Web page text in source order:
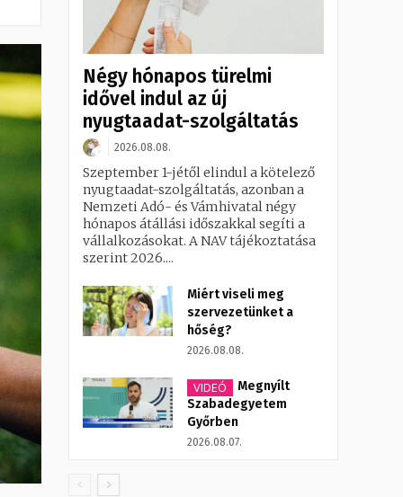
Négy hónapos türelmi
idővel indul az új
nyugtaadat-szolgáltatás
2026.08.08.
Szeptember 1-jétől elindul a kötelező
nyugtaadat-szolgáltatás, azonban a
Nemzeti Adó- és Vámhivatal négy
hónapos átállási időszakkal segíti a
vállalkozásokat. A NAV tájékoztatása
szerint 2026....
Miért viseli meg
szervezetünket a
hőség?
2026.08.08.
VIDEÓ
Megnyílt
Szabadegyetem
Győrben
2026.08.07.